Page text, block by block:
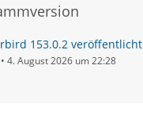
153.0.2 veröffentlicht
4. August 2026 um 22:28